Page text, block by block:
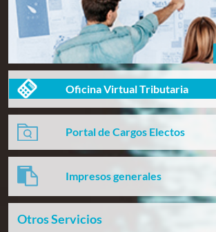
Oficina Virtual Tributaria
Portal de Cargos Electos
Impresos generales
Otros Servicios